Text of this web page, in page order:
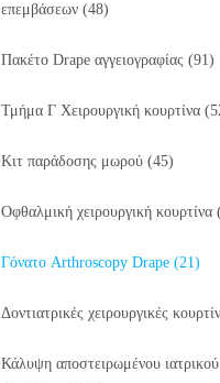
επεμβάσεων (48)
Πακέτο Drape αγγειογραφίας (91)
Τμήμα Γ Χειρουργική κουρτίνα
Κιτ παράδοσης μωρού (45)
Οφθαλμική χειρουργική κουρτίνα
Γόνατο Arthroscopy Drape (21)
Δοντιατρικές χειρουργικές
Κάλυψη αποστειρωμένου ιατρικού